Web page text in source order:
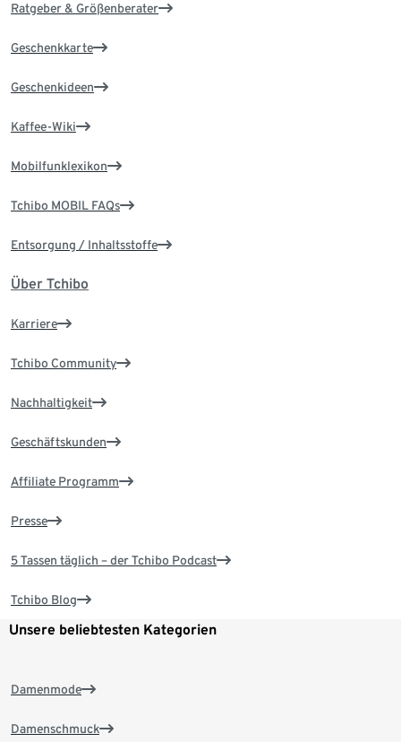
Ratgeber & Größenberater
Geschenkkarte
Geschenkideen
Kaffee-Wiki
Mobilfunklexikon
Tchibo MOBIL FAQs
Entsorgung / Inhaltsstoffe
Über Tchibo
Karriere
Tchibo Community
Nachhaltigkeit
Geschäftskunden
Affiliate Programm
Presse
5 Tassen täglich – der Tchibo Podcast
Tchibo Blog
Unsere beliebtesten Kategorien
Damenmode
Damenschmuck